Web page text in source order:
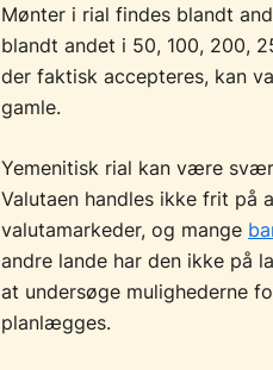
Mønter i rial findes blandt
blandt andet i 50, 100, 200,
der faktisk accepteres, kan
gamle.
Yemenitisk rial kan være
Valutaen handles ikke frit på
valutamarkeder, og mange
andre lande har den ikke på
at undersøge mulighederne
planlægges.